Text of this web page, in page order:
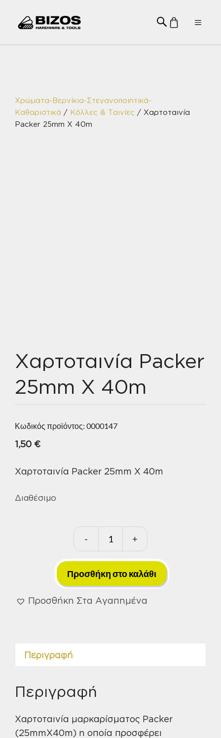
Menu
Χρώματα-Βερνίκια-Στεγανοποιητικά-
Καθαριστικά / Κόλλες & Ταινίες / Χαρτοταινία
Packer 25mm X 40m
Χαρτοταινία Packer
25mm X 40m
Κωδικός προϊόντος: 0000147
1,50 €
Χαρτοταινία Packer 25mm X 40m
Διαθέσιμο
-
Χαρτοταινία
Packer
25mm
X
40m
+
Προσθήκη στο καλάθι
Προσθήκη Στα Αγαπημένα
Περιγραφή
Περιγραφή
Χαρτοταινία μαρκαρίσματος Packer
(25mmX40m) η οποία προσφέρει